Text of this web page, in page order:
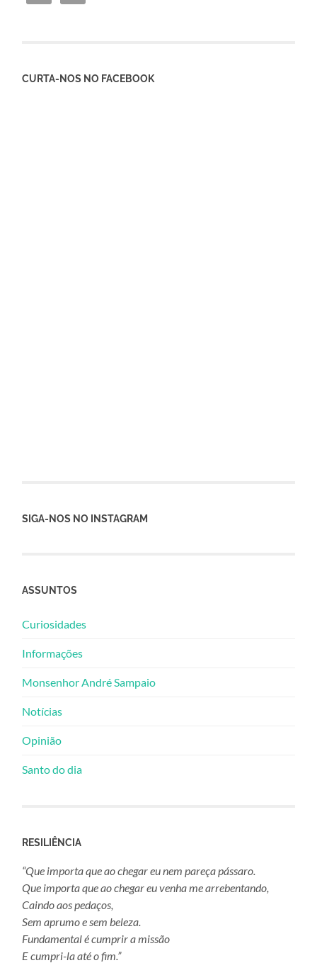
CURTA-NOS NO FACEBOOK
SIGA-NOS NO INSTAGRAM
ASSUNTOS
Curiosidades
Informações
Monsenhor André Sampaio
Notícias
Opinião
Santo do dia
RESILIÊNCIA
“Que importa que ao chegar eu nem pareça pássaro.
Que importa que ao chegar eu venha me arrebentando,
Caindo aos pedaços,
Sem aprumo e sem beleza.
Fundamental é cumprir a missão
E cumpri-la até o fim.”